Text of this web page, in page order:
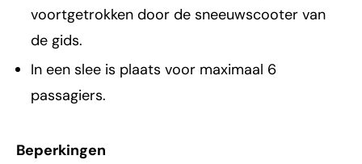
voortgetrokken door de sneeuwscooter van
de gids.
In een slee is plaats voor maximaal 6
passagiers.
Beperkingen